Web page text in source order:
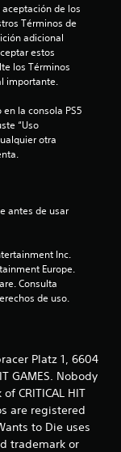
de los
Términos de
adicional
estos
los Términos
importante.
la consola PS5
“Uso
otra
Inc.
Europe.
Consulta
de uso.
Platz 1, 6604
GAMES. Nobody
CRITICAL HIT
are registered
to Die uses
trademark or